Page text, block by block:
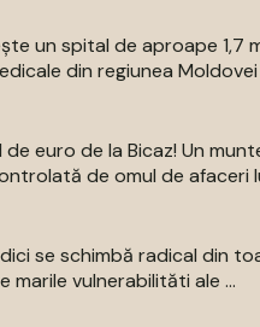
un spital de aproape 1,7
din regiunea Moldovei
euro de la Bicaz! Un
de omul de afaceri
se schimbă radical din
marile vulnerabilităti ale ...